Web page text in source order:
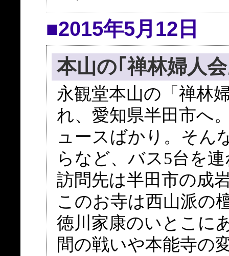
■2015年5月12日
本山の｢禅林婦人
永観堂本山の「禅林
れ、愛知県半田市へ
ュースばかり。そん
らなど、バス5台を
訪問先は半田市の成
このお寺は西山派の
徳川家康のいとこに
間の戦いや本能寺の